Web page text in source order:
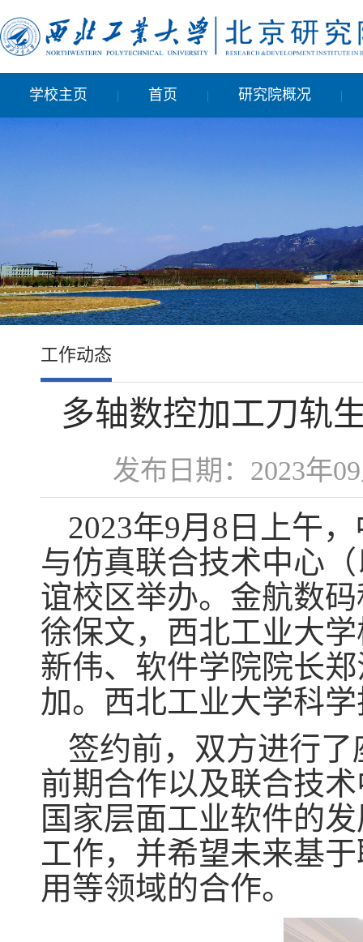
学校主页 | 首页 | 研究院概况 |
工作动态
多轴数控加工刀轨
发布日期：2023
2023年9月8日上午
与仿真联合技术中心
谊校区举办。金航数
徐保文，西北工业大
新伟、软件学院院长
加。西北工业大学科
签约前，双方进行
前期合作以及联合技
国家层面工业软件的
工作，并希望未来基
用等领域的合作。